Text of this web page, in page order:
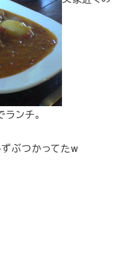
ランチ。
ずぶつかってたw